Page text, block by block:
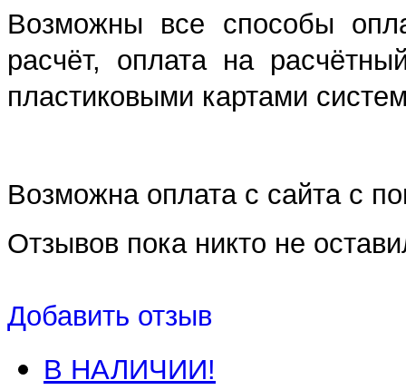
Возможны все способы
расчёт, оплата на
пластиковыми картами
Возможна оплата с сайта с
Отзывов пока никто не
Добавить отзыв
В НАЛИЧИИ!